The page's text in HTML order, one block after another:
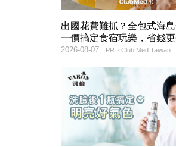
出國花費難抓？全包式海島
一價搞定食宿玩樂，省錢更
PR・Club Med Taiwan
2026-08-07